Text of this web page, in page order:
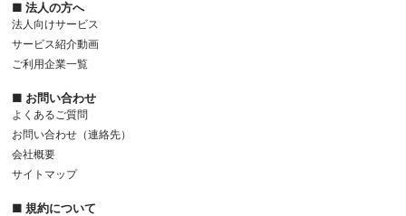
■ 法人の方へ
法人向けサービス
サービス紹介動画
ご利用企業一覧
■ お問い合わせ
よくあるご質問
お問い合わせ（連絡先）
会社概要
サイトマップ
■ 規約について